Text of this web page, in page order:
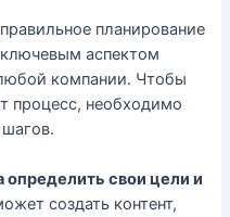
планирование
аспектом
компании. Чтобы
процесс, необходимо
свои цели и
создать контент,